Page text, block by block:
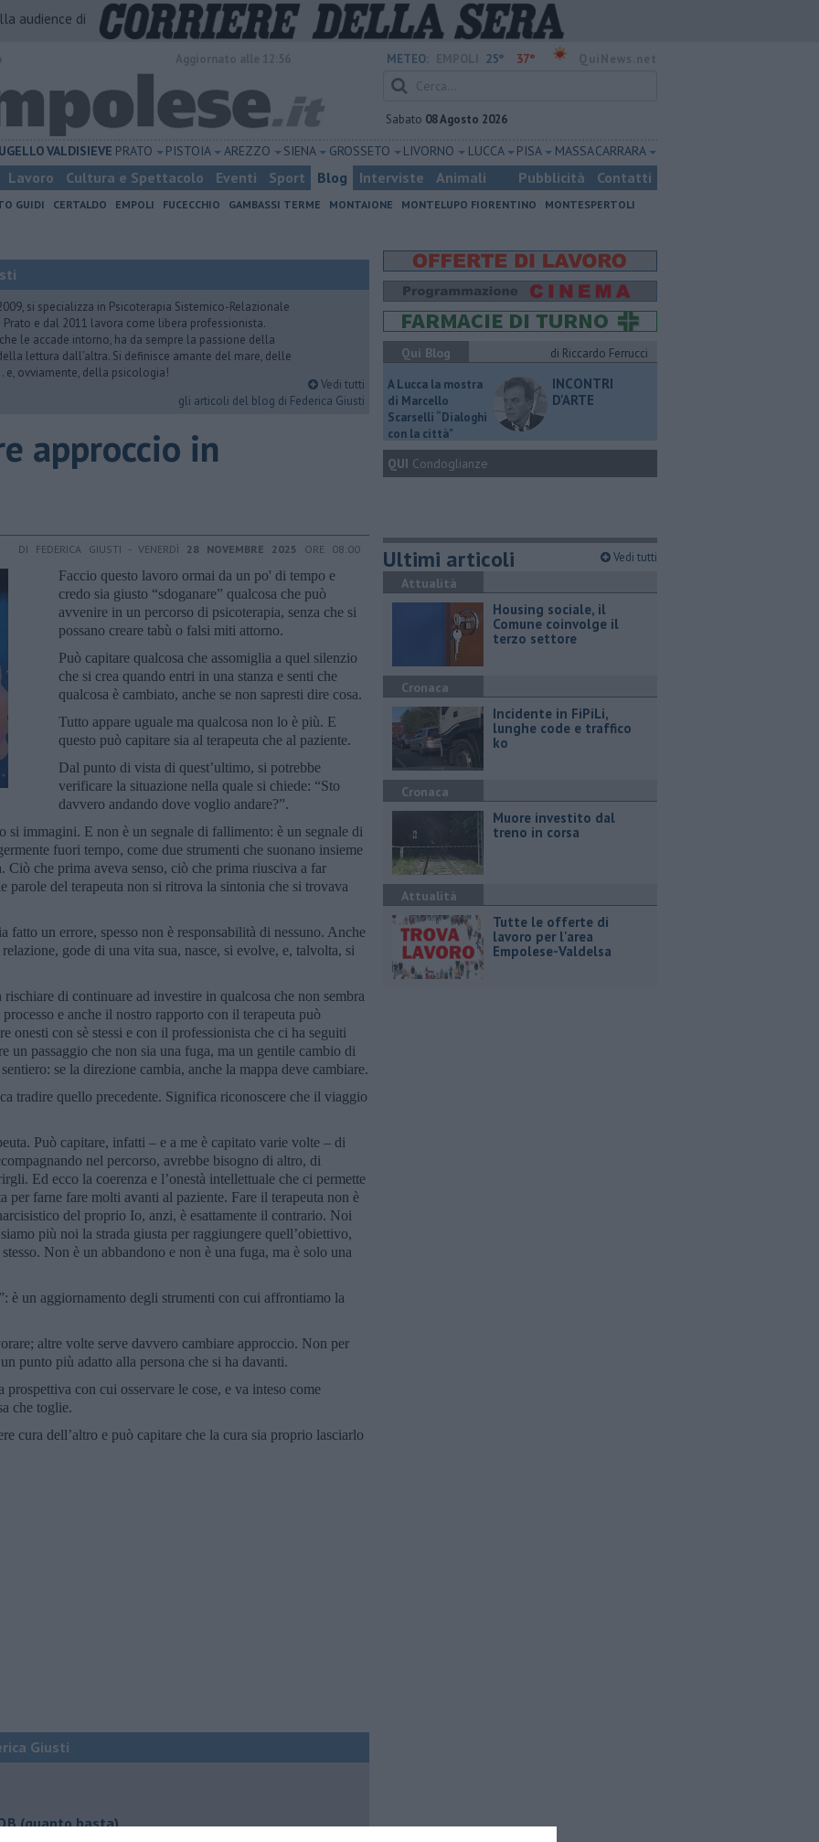
audience di
METEO: 25° 37°
Sabato 08 Agosto 2026
VALDISIEVE PRATO PISTOIA AREZZO SIENA GROSSETO LIVORNO LUCCA PISA MASSA CARRARA
Lavoro Cultura e Spettacolo Eventi Sport Blog Interviste Animali Pubblicità Contatti
GUIDI CERTALDO EMPOLI FUCECCHIO GAMBASSI TERME MONTAIONE MONTELUPO FIORENTINO
MONTESPERTOLI
si specializza in Psicoterapia Sistemico-Relazionale
Prato e dal 2011 lavora come libera professionista.
le accade intorno, ha da sempre la passione della
lettura dall’altra. Si definisce amante del mare, delle
e, ovviamente, della psicologia!
Vedi tutti
gli articoli del blog di Federica Giusti
approccio in
DI FEDERICA GIUSTI - VENERDÌ 28 NOVEMBRE 2025 ORE 08:00
Faccio questo lavoro ormai da un po' di tempo e
credo sia giusto “sdoganare” qualcosa che può
avvenire in un percorso di psicoterapia, senza che si
possano creare tabù o falsi miti attorno.
Può capitare qualcosa che assomiglia a quel silenzio
che si crea quando entri in una stanza e senti che
qualcosa è cambiato, anche se non sapresti dire cosa.
Tutto appare uguale ma qualcosa non lo è più. E
questo può capitare sia al terapeuta che al paziente.
Dal punto di vista di quest’ultimo, si potrebbe
verificare la situazione nella quale si chiede: “Sto
davvero andando dove voglio andare?”.
si immagini. E non è un segnale di fallimento: è un segnale di
fuori tempo, come due strumenti che suonano insieme
Ciò che prima aveva senso, ciò che prima riusciva a far
parole del terapeuta non si ritrova la sintonia che si trovava
fatto un errore, spesso non è responsabilità di nessuno. Anche
gode di una vita sua, nasce, si evolve, e, talvolta, si
di continuare ad investire in qualcosa che non sembra
e anche il nostro rapporto con il terapeuta può
onesti con sè stessi e con il professionista che ci ha seguiti
un passaggio che non sia una fuga, ma un gentile cambio di
se la direzione cambia, anche la mappa deve cambiare.
tradire quello precedente. Significa riconoscere che il viaggio
Può capitare, infatti – e a me è capitato varie volte – di
nel percorso, avrebbe bisogno di altro, di
Ed ecco la coerenza e l’onestà intellettuale che ci permette
per farne fare molti avanti al paziente. Fare il terapeuta non è
del proprio Io, anzi, è esattamente il contrario. Noi
più noi la strada giusta per raggiungere quell’obiettivo,
Non è un abbandono e non è una fuga, ma è solo una
è un aggiornamento degli strumenti con cui affrontiamo la
altre volte serve davvero cambiare approccio. Non per
punto più adatto alla persona che si ha davanti.
con cui osservare le cose, e va inteso come
che toglie.
cura dell’altro e può capitare che la cura sia proprio lasciarlo
Giusti
(quanto basta)
Qui Blog
di Riccardo Ferrucci
A Lucca la mostra
di Marcello
Scarselli “Dialoghi
con la città"
INCONTRI
D'ARTE
QUI Condoglianze
Ultimi articoli Vedi tutti
Attualità
​Housing sociale, il
Comune coinvolge il
terzo settore
Cronaca
Incidente in FiPiLi,
lunghe code e traffico
ko
Cronaca
Muore investito dal
treno in corsa
Attualità
​Tutte le offerte di
lavoro per l'area
Empolese-Valdelsa